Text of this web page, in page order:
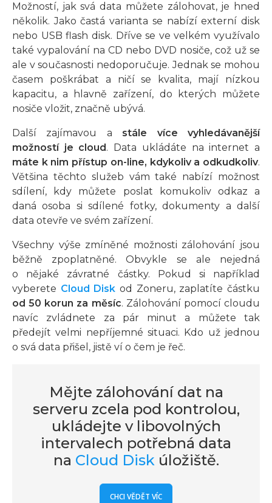
Možností, jak svá data můžete zálohovat, je hned
několik. Jako častá varianta se nabízí externí disk
nebo USB flash disk. Dříve se ve velkém využívalo
také vypalování na CD nebo DVD nosiče, což už se
ale v současnosti nedoporučuje. Jednak se mohou
časem poškrábat a ničí se kvalita, mají nízkou
kapacitu, a hlavně zařízení, do kterých můžete
nosiče vložit, značně ubývá.
Další zajímavou a stále více vyhledávanější
možností je cloud . Data ukládáte na internet a
máte k nim přístup on-line, kdykoliv a odkudkoliv.
Většina těchto služeb vám také nabízí možnost
sdílení, kdy můžete poslat komukoliv odkaz a
daná osoba si sdílené fotky, dokumenty a další
data otevře ve svém zařízení.
Všechny výše zmíněné možnosti zálohování jsou
běžně zpoplatněné. Obvykle se ale nejedná
o nějaké závratné částky. Pokud si například
vyberete Cloud Disk od Zoneru, zaplatíte částku
od 50 korun za měsíc. Zálohování pomocí cloudu
navíc zvládnete za pár minut a můžete tak
předejít velmi nepříjemné situaci. Kdo už jednou
o svá data přišel, jistě ví o čem je řeč.
Mějte zálohování dat na
serveru zcela pod kontrolou,
ukládejte v libovolných
intervalech potřebná data
na Cloud Diskúložiště.
CHCI VĚDĚT VÍC